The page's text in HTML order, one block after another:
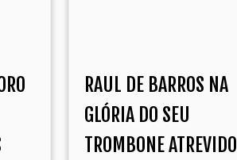
RAUL DE BARROS NA
GLÓRIA DO SEU
TROMBONE ATREVIDO